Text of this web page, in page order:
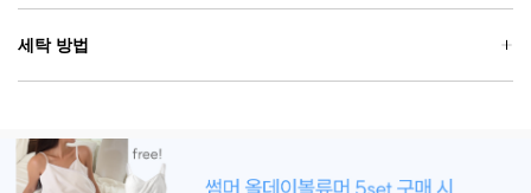
세탁 방법